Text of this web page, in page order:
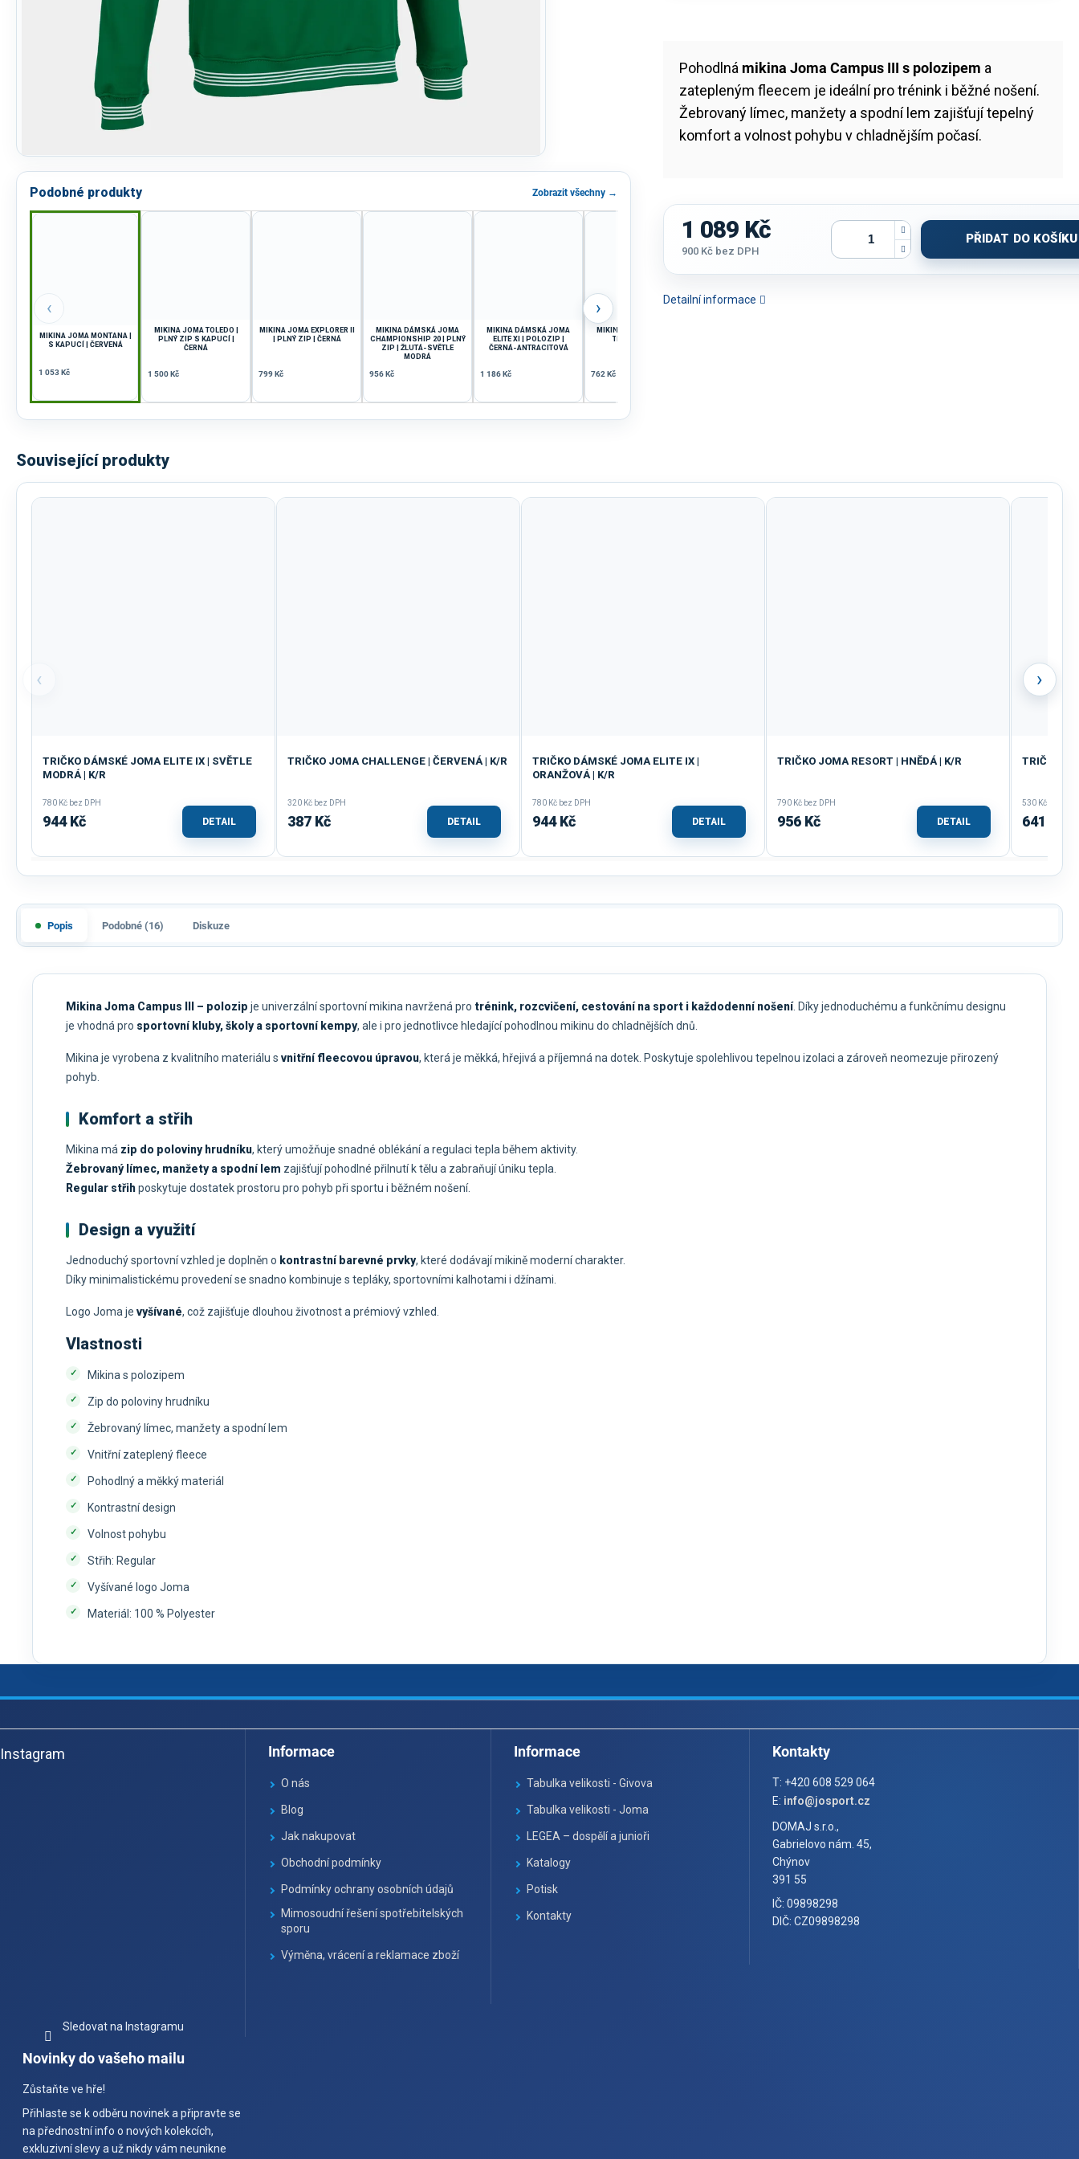
Podobné produkty Zobrazit všechny →
‹
MIKINA JOMA MONTANA |
S KAPUCÍ | ČERVENÁ
1 053 Kč
MIKINA JOMA TOLEDO |
PLNÝ ZIP S KAPUCÍ |
ČERNÁ
1 500 Kč
MIKINA JOMA EXPLORER II
| PLNÝ ZIP | ČERNÁ
799 Kč
MIKINA DÁMSKÁ JOMA
CHAMPIONSHIP 20 | PLNÝ
ZIP | ŽLUTÁ-SVĚTLE
MODRÁ
956 Kč
MIKINA DÁMSKÁ JOMA
ELITE XI | POLOZIP |
ČERNÁ-ANTRACITOVÁ
1 186 Kč
MIKINA JOMA CAIRO II |
TMAVĚ MODRÁ
762 Kč
›
Pohodlná mikina Joma Campus III s polozipem a
zatepleným fleecem je ideální pro trénink i běžné nošení.
Žebrovaný límec, manžety a spodní lem zajišťují tepelný
komfort a volnost pohybu v chladnějším počasí.
Detailní informace
1 089 Kč
900 Kč bez DPH
PŘIDAT DO KOŠÍKU
Související produkty
‹
TRIČKO DÁMSKÉ JOMA ELITE IX | SVĚTLE
MODRÁ | K/R
780 Kč bez DPH
944 Kč DETAIL
TRIČKO JOMA CHALLENGE | ČERVENÁ | K/R
320 Kč bez DPH
387 Kč DETAIL
TRIČKO DÁMSKÉ JOMA ELITE IX |
ORANŽOVÁ | K/R
780 Kč bez DPH
944 Kč DETAIL
TRIČKO JOMA RESORT | HNĚDÁ | K/R
790 Kč bez DPH
956 Kč DETAIL
TRIČKO
530 Kč bez
641 Kč
›
Popis Podobné (16) Diskuze
Mikina Joma Campus III – polozip je univerzální sportovní mikina navržená pro trénink, rozcvičení, cestování na sport i každodenní nošení. Díky jednoduchému a funkčnímu designu
je vhodná pro sportovní kluby, školy a sportovní kempy, ale i pro jednotlivce hledající pohodlnou mikinu do chladnějších dnů.
Mikina je vyrobena z kvalitního materiálu s vnitřní fleecovou úpravou, která je měkká, hřejivá a příjemná na dotek. Poskytuje spolehlivou tepelnou izolaci a zároveň neomezuje přirozený
pohyb.
Komfort a střih
Mikina má zip do poloviny hrudníku, který umožňuje snadné oblékání a regulaci tepla během aktivity.
Žebrovaný límec, manžety a spodní lem zajišťují pohodlné přilnutí k tělu a zabraňují úniku tepla.
Regular střihposkytuje dostatek prostoru pro pohyb při sportu i běžném nošení.
Design a využití
Jednoduchý sportovní vzhled je doplněn o kontrastní barevné prvky, které dodávají mikině moderní charakter.
Díky minimalistickému provedení se snadno kombinuje s tepláky, sportovními kalhotami i džínami.
Logo Joma je vyšívané, což zajišťuje dlouhou životnost a prémiový vzhled.
Vlastnosti
Mikina s polozipem
Zip do poloviny hrudníku
Žebrovaný límec, manžety a spodní lem
Vnitřní zateplený fleece
Pohodlný a měkký materiál
Kontrastní design
Volnost pohybu
Střih: Regular
Vyšívané logo Joma
Materiál: 100 % Polyester
á
pInstagram
Sledovat na Instagramu
Informace
O nás
Blog
Jak nakupovat
Obchodní podmínky
Podmínky ochrany osobních údajů
Mimosoudní řešení spotřebitelských
sporu
Výměna, vrácení a reklamace zboží
Informace
Tabulka velikosti - Givova
Tabulka velikosti - Joma
LEGEA – dospělí a junioři
Katalogy
Potisk
Kontakty
Kontakty
T: +420 608 529 064
E: info@josport.cz
DOMAJ s.r.o.,
Gabrielovo nám. 45,
Chýnov
391 55
IČ: 09898298
DIČ: CZ09898298
Novinky do vašeho mailu
Zůstaňte ve hře!
Přihlaste se k odběru novinek a připravte se
na přednostní info o nových kolekcích,
exkluzivní slevy a už nikdy vám neunikne